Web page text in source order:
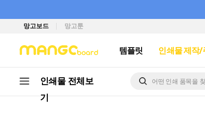
망고보드 망고툰
템플릿 인쇄물 제작/
인쇄물 전체 보
기